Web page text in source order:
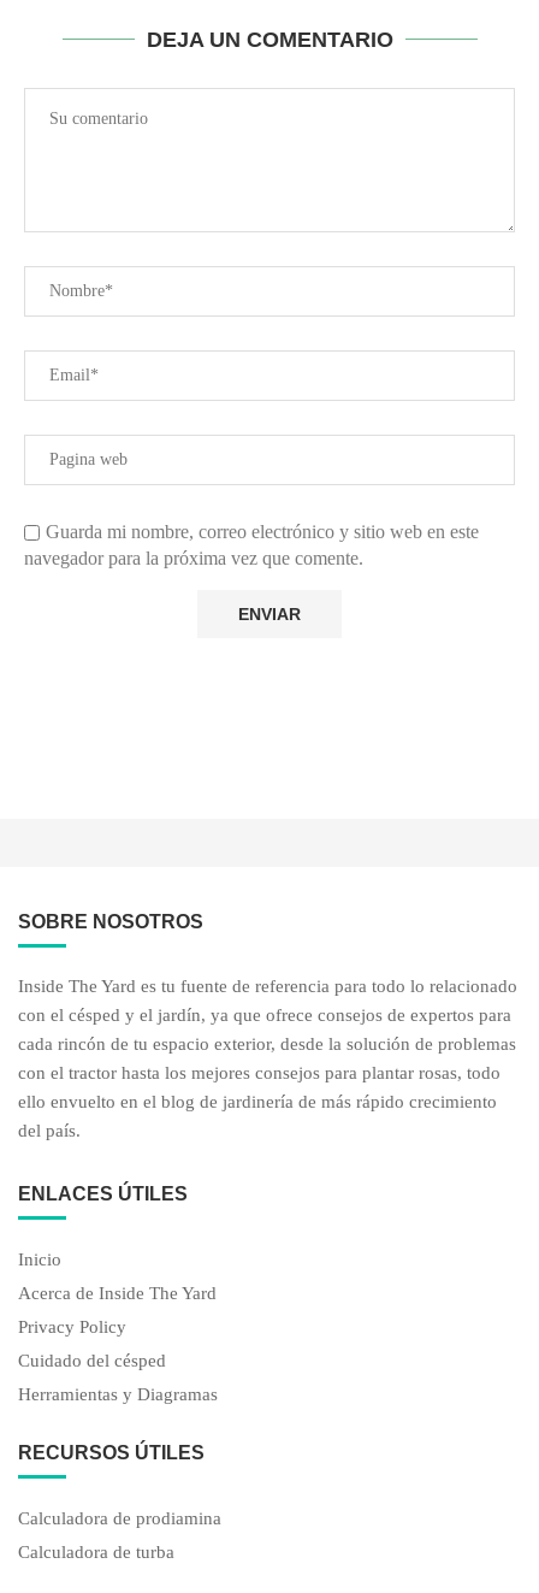
DEJA UN COMENTARIO
Guarda mi nombre, correo electrónico y sitio web en este
navegador para la próxima vez que comente.
SOBRE NOSOTROS
Inside The Yard es tu fuente de referencia para todo lo relacionado
con el césped y el jardín, ya que ofrece consejos de expertos para
cada rincón de tu espacio exterior, desde la solución de problemas
con el tractor hasta los mejores consejos para plantar rosas, todo
ello envuelto en el blog de jardinería de más rápido crecimiento
del país.
ENLACES ÚTILES
Inicio
Acerca de Inside The Yard
Privacy Policy
Cuidado del césped
Herramientas y Diagramas
RECURSOS ÚTILES
Calculadora de prodiamina
Calculadora de turba